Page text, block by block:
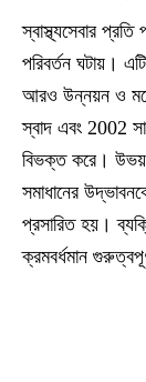
স্বাস্থ্যসেবার
পরিবর্তন ঘটায়।
আরও উন্নয়ন ও
স্বাদ এবং 2002
বিভক্ত করে। উভয়
সমাধানের
প্রসারিত হয়।
ক্রমবর্ধমান